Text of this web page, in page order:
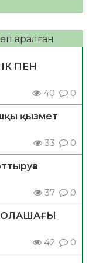
қаралған
ПЕН
40 0
қызмет
33 0
37 0
42 0